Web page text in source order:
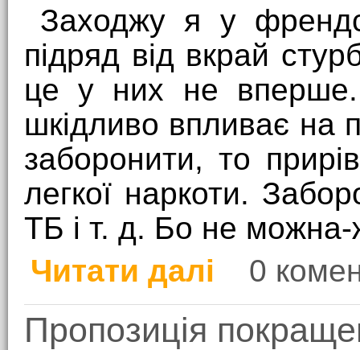
Заходжу я у
підряд від вкрай
це у них не
шкідливо впливає на
заборонити, то
легкої наркоти.
ТБ і т. д. Бо не
Читати далі
про Про шкідливість
0
Пропозиція